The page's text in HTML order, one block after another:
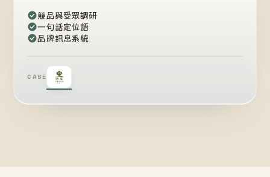
競品與受眾調研
一句話定位語
品牌訊息系統
CASE